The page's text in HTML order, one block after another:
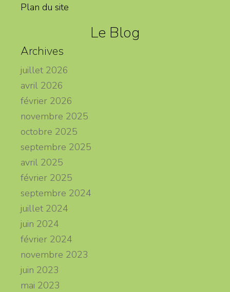
Plan du site
Le Blog
Archives
juillet 2026
avril 2026
février 2026
novembre 2025
octobre 2025
septembre 2025
avril 2025
février 2025
septembre 2024
juillet 2024
juin 2024
février 2024
novembre 2023
juin 2023
mai 2023